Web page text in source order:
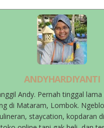
ANDYHARDIYANTI
Andy. Pernah tinggal
di Mataram, Lombok.
staycation, kopdaran